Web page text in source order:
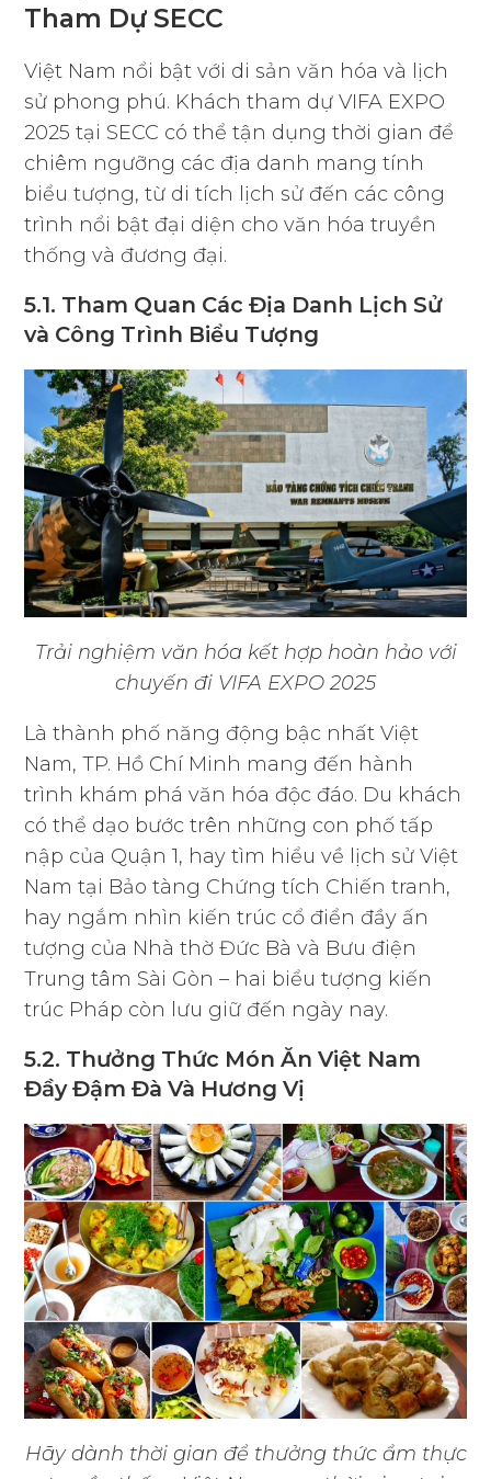
Tham Dự SECC
Việt Nam nổi bật với di sản văn hóa và lịch
sử phong phú. Khách tham dự VIFA EXPO
2025 tại SECC có thể tận dụng thời gian để
chiêm ngưỡng các địa danh mang tính
biểu tượng, từ di tích lịch sử đến các công
trình nổi bật đại diện cho văn hóa truyền
thống và đương đại.
5.1. Tham Quan Các Địa Danh Lịch Sử
và Công Trình Biểu Tượng
Trải nghiệm văn hóa kết hợp hoàn hảo với
chuyến đi VIFA EXPO 2025
Là thành phố năng động bậc nhất Việt
Nam, TP. Hồ Chí Minh mang đến hành
trình khám phá văn hóa độc đáo. Du khách
có thể dạo bước trên những con phố tấp
nập của Quận 1, hay tìm hiểu về lịch sử Việt
Nam tại Bảo tàng Chứng tích Chiến tranh,
hay ngắm nhìn kiến trúc cổ điển đầy ấn
tượng của Nhà thờ Đức Bà và Bưu điện
Trung tâm Sài Gòn – hai biểu tượng kiến
trúc Pháp còn lưu giữ đến ngày nay.
5.2. Thưởng Thức Món Ăn Việt Nam
Đầy Đậm Đà Và Hương Vị
Hãy dành thời gian để thưởng thức ẩm thực